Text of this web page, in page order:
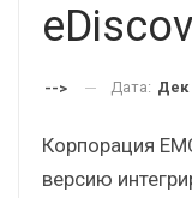
--> Дата: Дек
Корпорация
версию